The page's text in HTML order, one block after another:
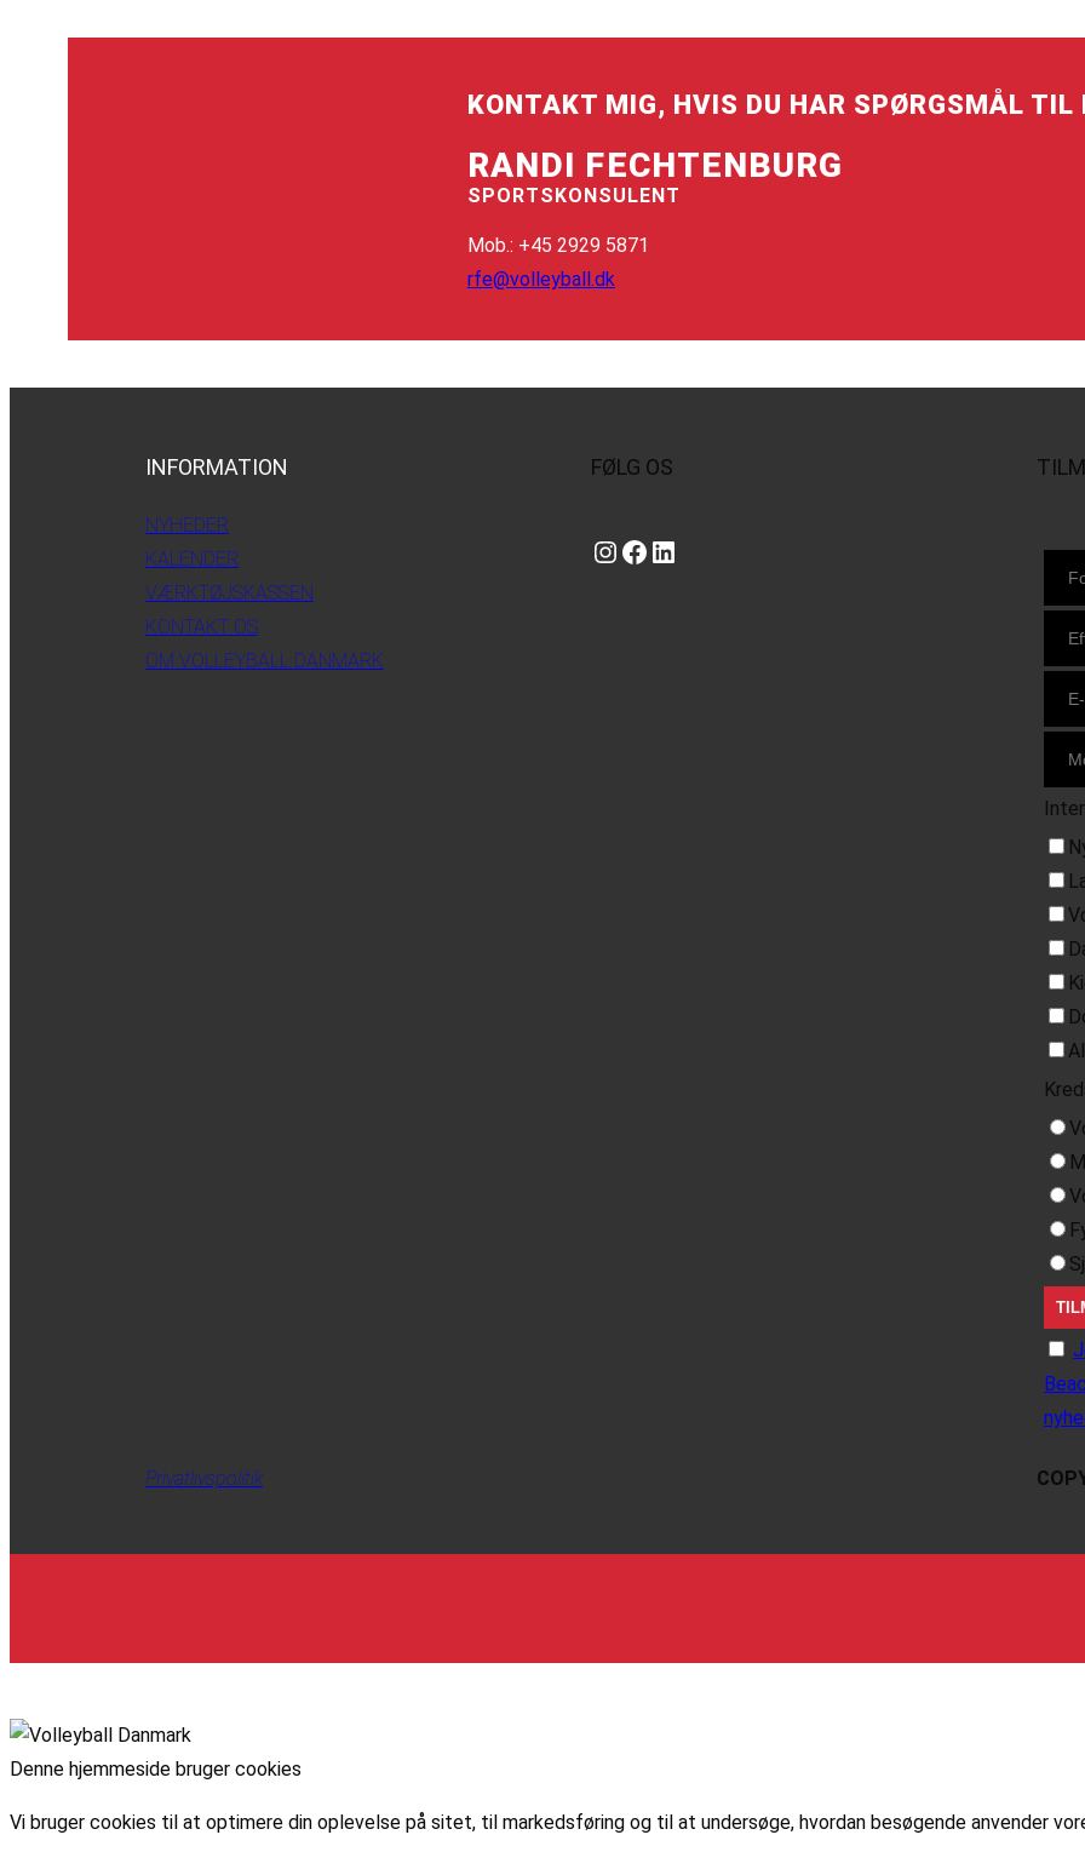
KONTAKT MIG, HVIS DU HAR SPØRGSMÅL TIL
RANDI FECHTENBURG
SPORTSKONSULENT
Mob.: +45 2929 5871
rfe@volleyball.dk
INFORMATION
NYHEDER
KALENDER
VÆRKTØJSKASSEN
KONTAKT OS
OM VOLLEYBALL DANMARK
FØLG OS
Instagram https://www.facebook.com/danishbeachvolleytour LinkedIn
Privatlivspolitik
Denne hjemmeside bruger cookies
Vi bruger cookies til at optimere din oplevelse på sitet, til markedsføring og til at undersøge, hvordan besøgende anvender